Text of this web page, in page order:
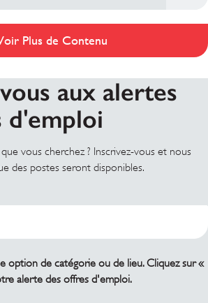
Plus de Contenu
aux alertes
d'emploi
vous cherchez ? Inscrivez-vous et nous
des postes seront disponibles.
option de catégorie ou de lieu. Cliquez sur «
alerte des offres d'emploi.